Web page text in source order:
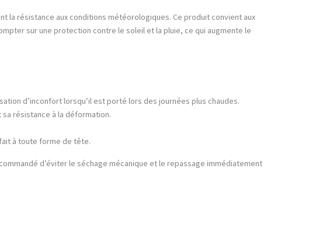
la résistance aux conditions météorologiques. Ce produit convient aux
sur une protection contre le soleil et la pluie, ce qui augmente le
d’inconfort lorsqu’il est porté lors des journées plus chaudes.
résistance à la déformation.
à toute forme de tête.
d’éviter le séchage mécanique et le repassage immédiatement